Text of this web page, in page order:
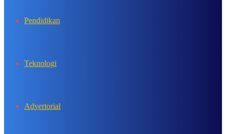
Pendidikan
Teknologi
Advertorial